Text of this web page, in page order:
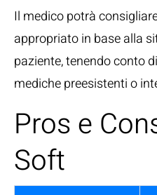
Il medico potrà
appropriato in base alla
paziente, tenendo conto
mediche preesistenti o
Pros e
Soft